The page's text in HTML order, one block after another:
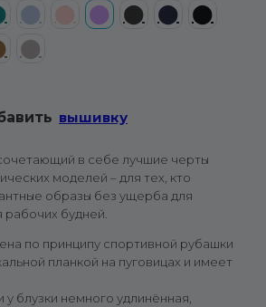
⬤ ⬤ ⬤ ⬤
⬤
⬤
вышивку
в себе лучшие черты
моделей – для тех, кто
образы без ущерба для
будней.
по принципу спортивной рубашки
планкой на пуговицах и имеет
блузки немного удлинённая,